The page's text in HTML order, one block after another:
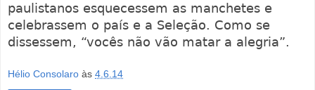
paulistanos esquecessem as manchetes e
celebrassem o país e a Seleção. Como se
dissessem, “vocês não vão matar a alegria”.
Hélio Consolaro às 4.6.14